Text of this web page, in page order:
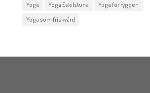
Yoga
Yoga Eskilstuna
Yoga för ryggen
Yoga som friskvård